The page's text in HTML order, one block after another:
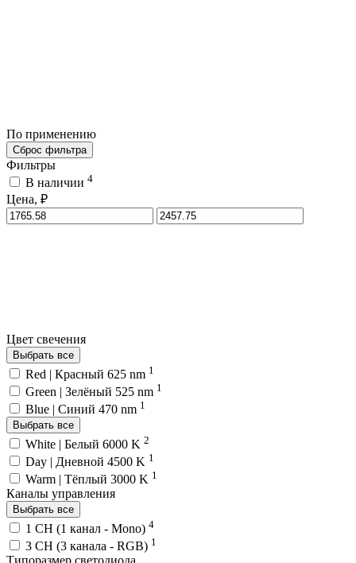
По применению
Сброс фильтра
Фильтры
В наличии 4
Цена, ₽
Цвет свечения
Выбрать все
Red | Красный 625 nm 1
Green | Зелёный 525 nm 1
Blue | Синий 470 nm 1
Выбрать все
White | Белый 6000 K 2
Day | Дневной 4500 K 1
Warm | Тёплый 3000 K 1
Каналы управления
Выбрать все
1 CH (1 канал - Mono) 4
3 CH (3 канала - RGB) 1
Типоразмер светодиода